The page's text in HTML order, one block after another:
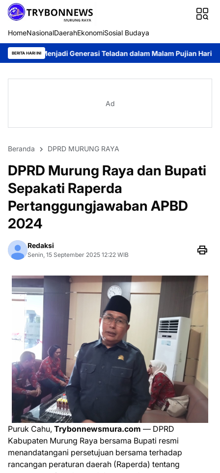
HomeNasionalDaerahEkonomiSosial Budaya
BERITA HARI INI
Generasi Teladan dalam Malam Pujian Hari Pemuda GKE
Ad
Beranda DPRD MURUNG RAYA
DPRD Murung Raya dan Bupati
Sepakati Raperda
Pertanggungjawaban APBD
2024
Redaksi
Senin, 15 September 2025 12:22 WIB
Puruk Cahu, Trybonnewsmura.com — DPRD
Kabupaten Murung Raya bersama Bupati resmi
menandatangani persetujuan bersama terhadap
rancangan peraturan daerah (Raperda) tentang